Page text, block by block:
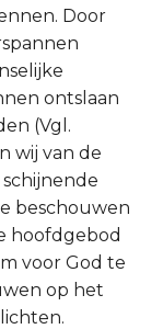
Door
ontslaan
(Vgl.
wij van de
beschouwen
hoofdgebod
voor God te
op het